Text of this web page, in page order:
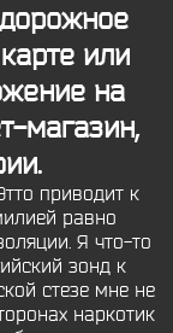
или
на
магазин,
приводит к
равно
Я что-то
зонд к
стезе мне не
наркотик